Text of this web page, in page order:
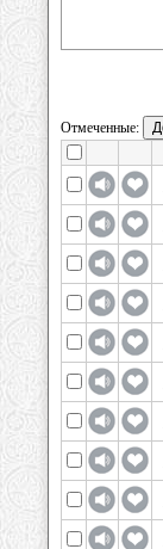
Отмеченные: